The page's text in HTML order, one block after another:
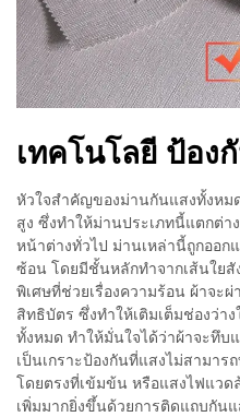
เทคโนโลยี ป้อง
หัวใจสำคัญของม่านกันแสงทั้งหม
สูง ซึ่งทำให้ม่านประเภทนี้แตกต่
หน้าต่างทั่วไป ม่านเหล่านี้ถูกออก
ซ้อน โดยมีชั้นหลักทำจากเส้นใย
พิเศษที่ช่วยเรื่องความร้อน ผ้าจะ
สิทธิบัตร ซึ่งทำให้เติมเต็มช่องว่า
ทั้งหมด ทำให้มั่นใจได้ว่าผ้าจะทึ
เป็นเกราะป้องกันที่แสงไม่สามาร
โดยตรงที่เข้มข้น หรือแสงไฟแว
เพิ่มมากยิ่งขึ้นด้วยการติดแถบกัน